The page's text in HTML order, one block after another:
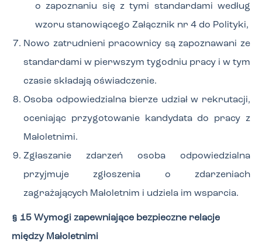
o zapoznaniu się z tymi standardami według
wzoru stanowiącego Załącznik nr 4 do Polityki,
Nowo zatrudnieni pracownicy są zapoznawani ze
standardami w pierwszym tygodniu pracy i w tym
czasie składają oświadczenie.
Osoba odpowiedzialna bierze udział w rekrutacji,
oceniając przygotowanie kandydata do pracy z
Małoletnimi.
Zgłaszanie zdarzeń osoba odpowiedzialna
przyjmuje zgłoszenia o zdarzeniach
zagrażających Małoletnim i udziela im wsparcia.
§ 15 Wymogi zapewniające bezpieczne relacje
między Małoletnimi